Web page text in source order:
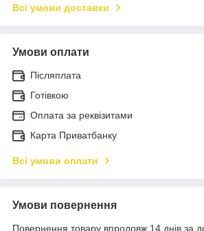
Всі умови доставки
Умови оплати
Післяплата
Готівкою
Оплата за реквізитами
Карта Приватбанку
Всі умови оплати
Умови повернення
Повернення товару впродовж 14 днів за